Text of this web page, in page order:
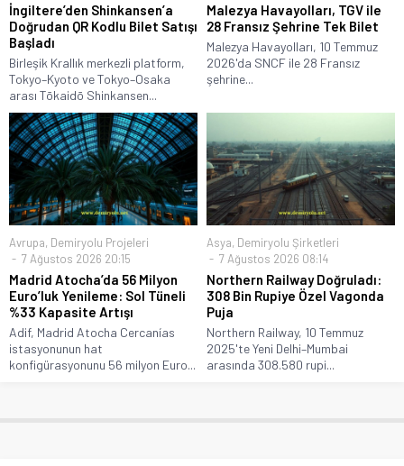
İngiltere’den Shinkansen’a
Doğrudan QR Kodlu Bilet Satışı
Başladı
Birleşik Krallık merkezli platform,
Tokyo–Kyoto ve Tokyo–Osaka
arası Tōkaidō Shinkansen...
Malezya Havayolları, TGV ile
28 Fransız Şehrine Tek Bilet
Malezya Havayolları, 10 Temmuz
2026'da SNCF ile 28 Fransız
şehrine...
Avrupa, Demiryolu Projeleri
7 Ağustos 2026 20:15
Madrid Atocha’da 56 Milyon
Euro’luk Yenileme: Sol Tüneli
%33 Kapasite Artışı
Adif, Madrid Atocha Cercanías
istasyonunun hat
konfigürasyonunu 56 milyon Euro...
Asya, Demiryolu Şirketleri
7 Ağustos 2026 08:14
Northern Railway Doğruladı:
308 Bin Rupiye Özel Vagonda
Puja
Northern Railway, 10 Temmuz
2025'te Yeni Delhi–Mumbai
arasında 308.580 rupi...